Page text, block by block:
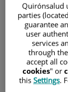
pacientes
familiares
13 de marzo de 2025
HOSPITAL
El diagnóstico
cambiado
Quirónsalud
parties
guarantee
user
services
through
accept all
cookies" or
this Settings.